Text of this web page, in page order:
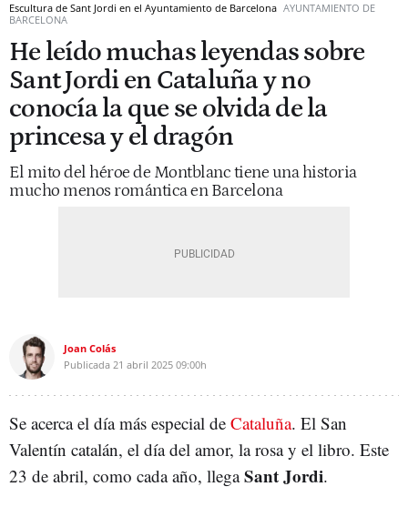
Escultura de Sant Jordi en el Ayuntamiento de Barcelona AYUNTAMIENTO DE
BARCELONA
He leído muchas leyendas sobre
Sant Jordi en Cataluña y no
conocía la que se olvida de la
princesa y el dragón
El mito del héroe de Montblanc tiene una historia
mucho menos romántica en Barcelona
Joan Colás
Publicada 21 abril 2025 09:00h
Se acerca el día más especial de Cataluña. El San
Valentín catalán, el día del amor, la rosa y el libro. Este
23 de abril, como cada año, llegaSant Jordi.